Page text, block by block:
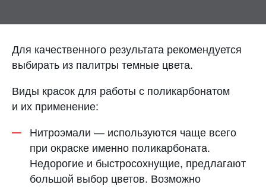
8 (800) 333-72-11
sale@plastikam.ru
Для качественного результата рекомендуется
выбирать из палитры темные цвета.
Виды красок для работы с поликарбонатом
и их применение:
Нитроэмали — используются чаще всего
при окраске именно поликарбоната.
Недорогие и быстросохнущие, предлагают
большой выбор цветов. Возможно